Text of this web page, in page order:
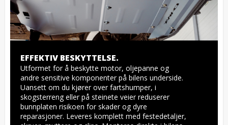
EFFEKTIV BESKYTTELSE.
Utformet for å beskytte motor, oljepanne og
andre sensitive komponenter på bilens underside.
Uansett om du kjører over fartshumper, i
skogsterreng eller på steinete veier reduserer
bunnplaten risikoen for skader og dyre
reparasjoner. Leveres komplett med festedetaljer,